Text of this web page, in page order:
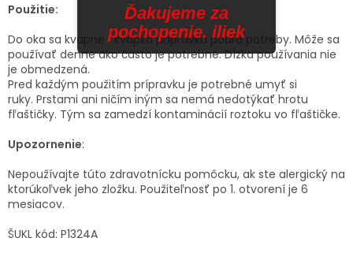
Použitie:
Do oka sa kvapne 1 kvapka prípravku podľa potreby. Môže sa
používať denne ako často je potrebné. Dĺžka používania nie
je obmedzená.
Pred každým použitím prípravku je potrebné umyť si
ruky. Prstami ani ničím iným sa nemá nedotýkať hrotu
fľaštičky. Tým sa zamedzí kontaminácií roztoku vo fľaštičke.
Upozornenie:
Nepoužívajte túto zdravotnícku pomôcku, ak ste alergický na
ktorúkoľvek jeho zložku. Použiteľnosť po 1. otvorení je 6
mesiacov.
ŠUKL kód: P1324A
Ďakujeme za
pochopenie. iliek